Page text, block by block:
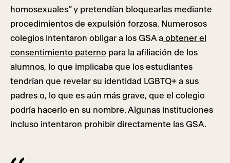
homosexuales” y pretendían bloquearlas mediante
procedimientos de expulsión forzosa. Numerosos
colegios intentaron obligar a los GSA a obtener el
consentimiento paterno para la afiliación de los
alumnos, lo que implicaba que los estudiantes
tendrían que revelar su identidad LGBTQ+ a sus
padres o, lo que es aún más grave, que el colegio
podría hacerlo en su nombre. Algunas instituciones
incluso intentaron prohibir directamente las GSA.